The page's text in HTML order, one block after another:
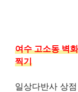
여수 고소동 벽
찍기
일상다반사 상